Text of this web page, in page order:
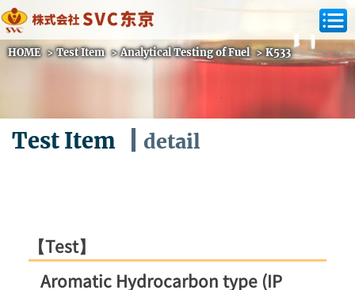
HOME >Test Item >Analytical Testing of Fuel >K533
Test Item detail
【Test】
Aromatic Hydrocarbon type (IP